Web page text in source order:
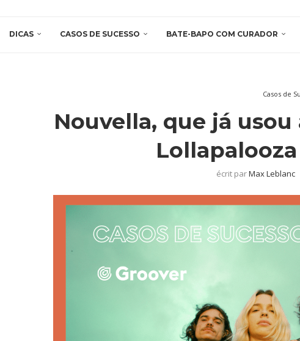
DICAS CASOS DE SUCESSO BATE-BAPO COM CURADOR
Casos de
Nouvella, que já
écrit parMax Leblanc